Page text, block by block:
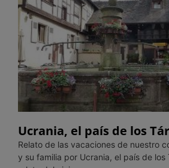
Ucrania, el país de los
Relato de las vacaciones de nuestro
y su familia por Ucrania, el país de los